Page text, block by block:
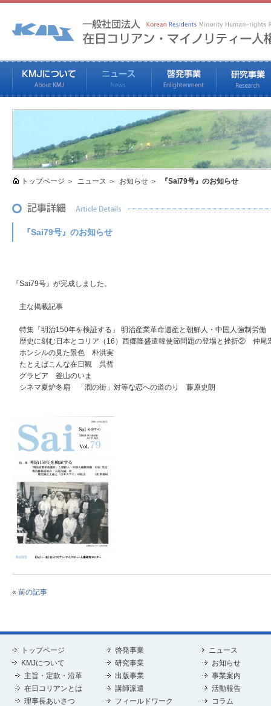
トップページ ニュース お知らせ 『Sai79号』のお知らせ
『Sai79号』のお知らせ
『Sai79号』が完成しました。
主な掲載記事
特集「明治150年を検証する」 明治産業革命遺産と朝鮮人・中国人強制
歴史に刻む日本とコリア（16）西郷隆盛遣韓使節問題の登場と挫折② 仲尾
ホンシルの見た景色 朴洪実
たとえばこんな在日観 呉哲
グラビア 釜山のいま
シネマ夏炉冬扇 「潤の街」対等な恋への道のり 藤原史朗
« 前の記事
トップページ
KMJについて
主旨・定款・沿革
在日コリアンとは
理事長あいさつ
啓発事業
研究事業
出版事業
講師派遣
フィールドワーク
ニュース
お知らせ
事業案内
活動報告
コラム